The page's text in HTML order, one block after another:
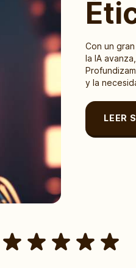
Con un
la IA
y la
LEER